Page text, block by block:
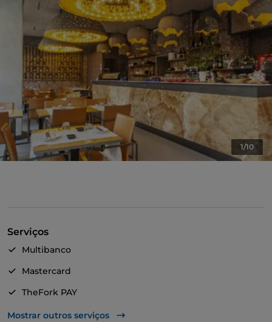
1/10
Serviços
Multibanco
Mastercard
TheFork PAY
UnionPay via TheFork PAY
Mostrar outros serviços